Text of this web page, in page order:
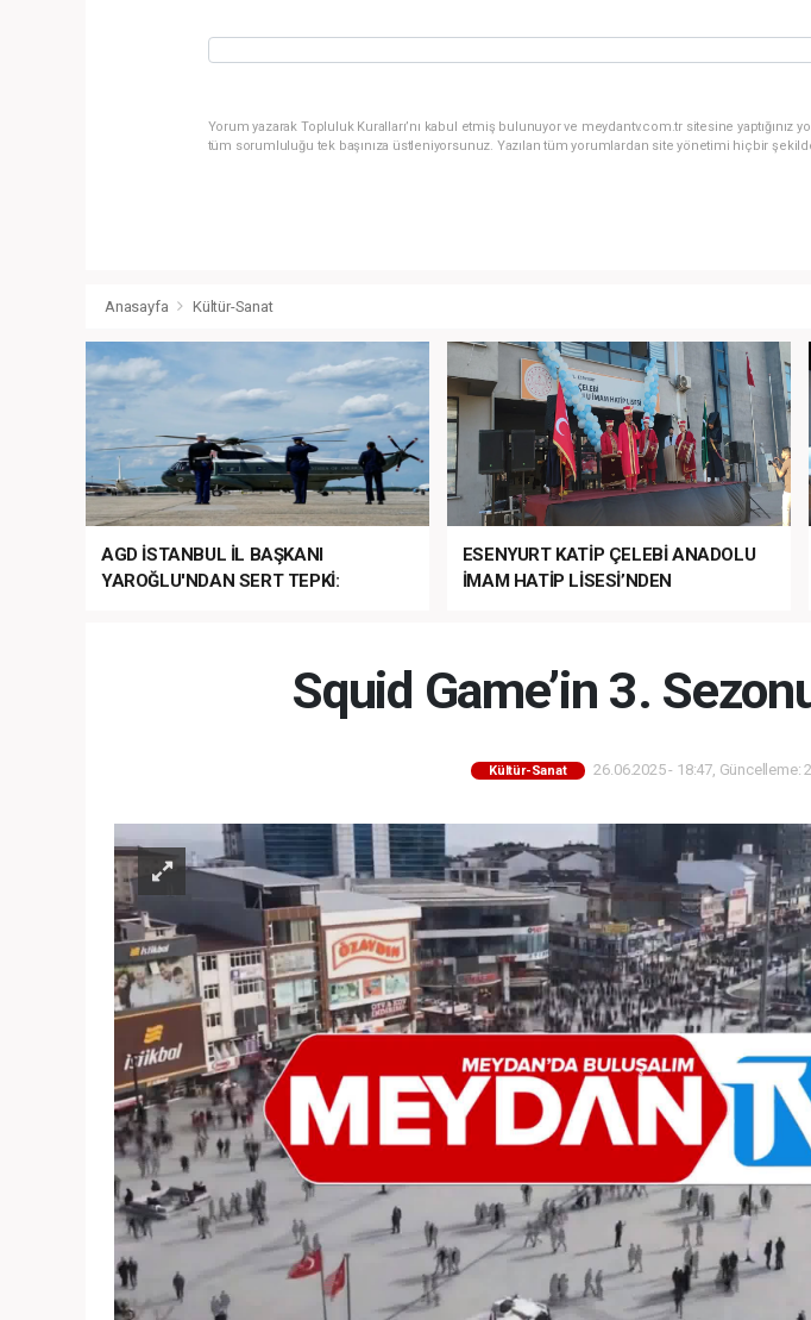
Yorum yazarak Topluluk Kuralları’nı kabul etmiş bulunuyor ve meydantv.com.tr sitesine yaptığınız
tüm sorumluluğu tek başınıza üstleniyorsunuz. Yazılan tüm yorumlardan site yönetimi hiçbir
Anasayfa Kültür-Sanat
AGD İSTANBUL İL BAŞKANI
YAROĞLU'NDAN SERT TEPKİ:
ESENYURT KATİP ÇELEBİ ANADOLU
İMAM HATİP LİSESİ’NDEN
Squid Game’in 3.
Kültür-Sanat 26.06.2025 - 18:47, Güncelleme: